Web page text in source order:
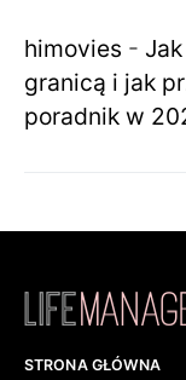
himovies -
granicą i jak
poradnik w
STRONA GŁÓWNA